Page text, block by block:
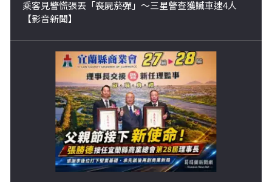
乘客見警慌張丟「喪屍菸彈」～三星警查獲贓車逮4人
【影音新聞】